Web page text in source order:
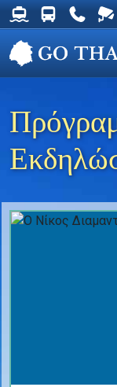
Δρομολόγια Φέρυ
Δρομολόγια